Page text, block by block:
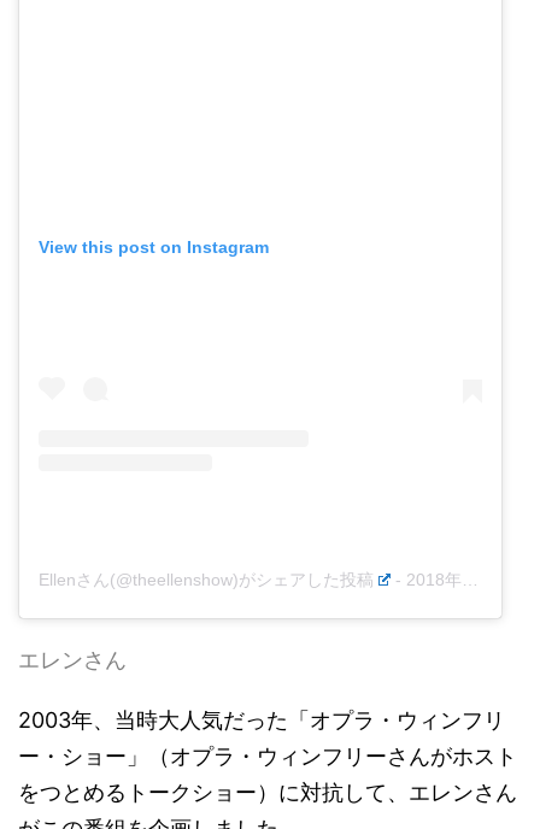
View this post on Instagram
Ellenさん(@theellenshow)がシェアした投稿 - 2018年10月月20日午前10時18分PDT
エレンさん
2003年、当時大人気だった「オプラ・ウィンフリ
ー・ショー」（オプラ・ウィンフリーさんがホスト
をつとめるトークショー）に対抗して、エレンさん